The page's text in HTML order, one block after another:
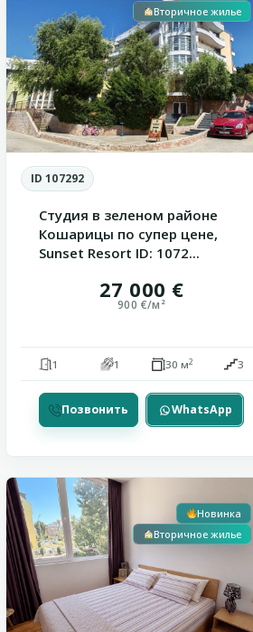
Вторичное жилье
ID 107292
Студия в зеленом районе
Кошарицы по супер цене,
Sunset Resort ID: 1072...
27 000 €
900 €/м²
1 1 30 м2 3
Позвонить WhatsApp
Берег
Новинка
Вторичное жилье